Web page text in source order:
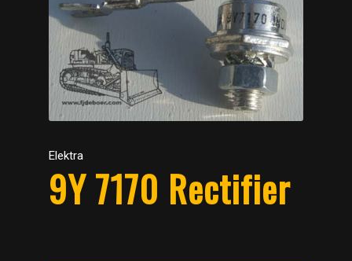
Elektra
9Y 7170 Rectifier